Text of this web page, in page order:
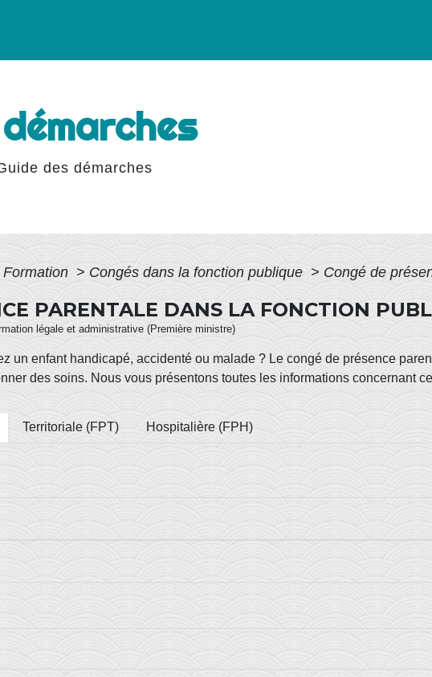
des démarches
Formation > Congés dans la fonction publique > Congé de
PARENTALE DANS LA FONCTION
légale et administrative (Première ministre)
un enfant handicapé, accidenté ou malade ? Le congé de présence
des soins. Nous vous présentons toutes les informations concernant
Territoriale (FPT) Hospitalière (FPH)